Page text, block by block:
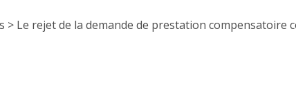
> Le rejet de la demande de prestation compensatoire